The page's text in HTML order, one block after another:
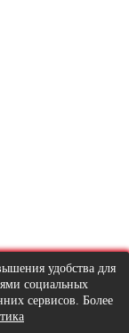
сайте, носят
удобства для
социальных
сервисов. Более